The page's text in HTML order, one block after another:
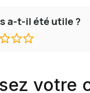
a-t-il été utile ?
votre